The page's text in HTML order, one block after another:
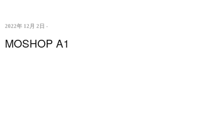
2022年 12月 2日 -
MOSHOP A1